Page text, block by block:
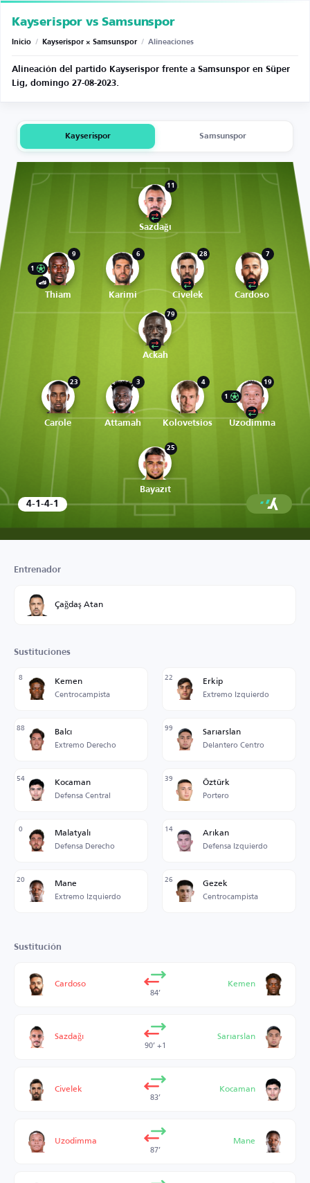
Kayserispor vs Samsunspor
Inicio / Kayserispor × Samsunspor / Alineaciones
Alineación del partido Kayserispor frente a Samsunspor en Süper
Lig, domingo 27-08-2023.
Kayserispor Samsunspor
11
Sazdağı
9
1
Thiam
6
Karimi
28
Civelek
7
Cardoso
79
Ackah
23
Carole
3
Attamah
4
Kolovetsios
19
1
Uzodimma
25
Bayazıt
4-1-4-1
Entrenador
Çağdaş Atan
Sustituciones
8 Kemen
Centrocampista
22 Erkip
Extremo Izquierdo
88 Balcı
Extremo Derecho
99 Sarıarslan
Delantero Centro
54 Kocaman
Defensa Central
39 Öztürk
Portero
0 Malatyalı
Defensa Derecho
14 Arıkan
Defensa Izquierdo
20 Mane
Extremo Izquierdo
26 Gezek
Centrocampista
Sustitución
Cardoso
84’
Kemen
Sazdağı
90’ +1
Sarıarslan
Civelek
83’
Kocaman
Uzodimma
87’
Mane